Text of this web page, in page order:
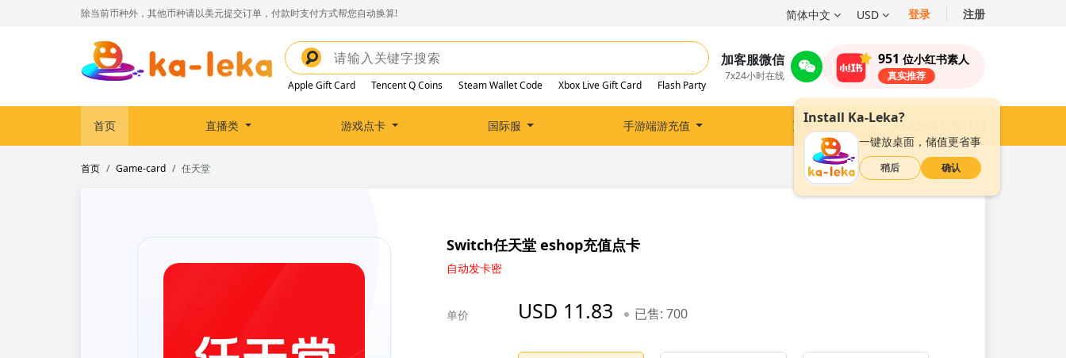
除当前币种外，其他币种请以美元提交订单，付款时支付方式帮您自动换算! 简体中文 USD 登录 注册
Apple Gift Card Tencent Q Coins Steam Wallet Code Xbox Live Gift Card Flash Party
加客服微信
7x24小时在线
Install Ka-Leka?
一键放桌面，储值更省事
稍后 确认
951 位小红书素人
真实推荐
首页 直播类 游戏点卡 国际服 手游端游充值 更多 KA-LEKA 联盟计划
首页 Game-card 任天堂
Switch任天堂 eshop充值点卡
自动发卡密
单价 USD 11.83 已售: 700